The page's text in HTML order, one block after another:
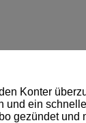
Konter
ein
gezündet und